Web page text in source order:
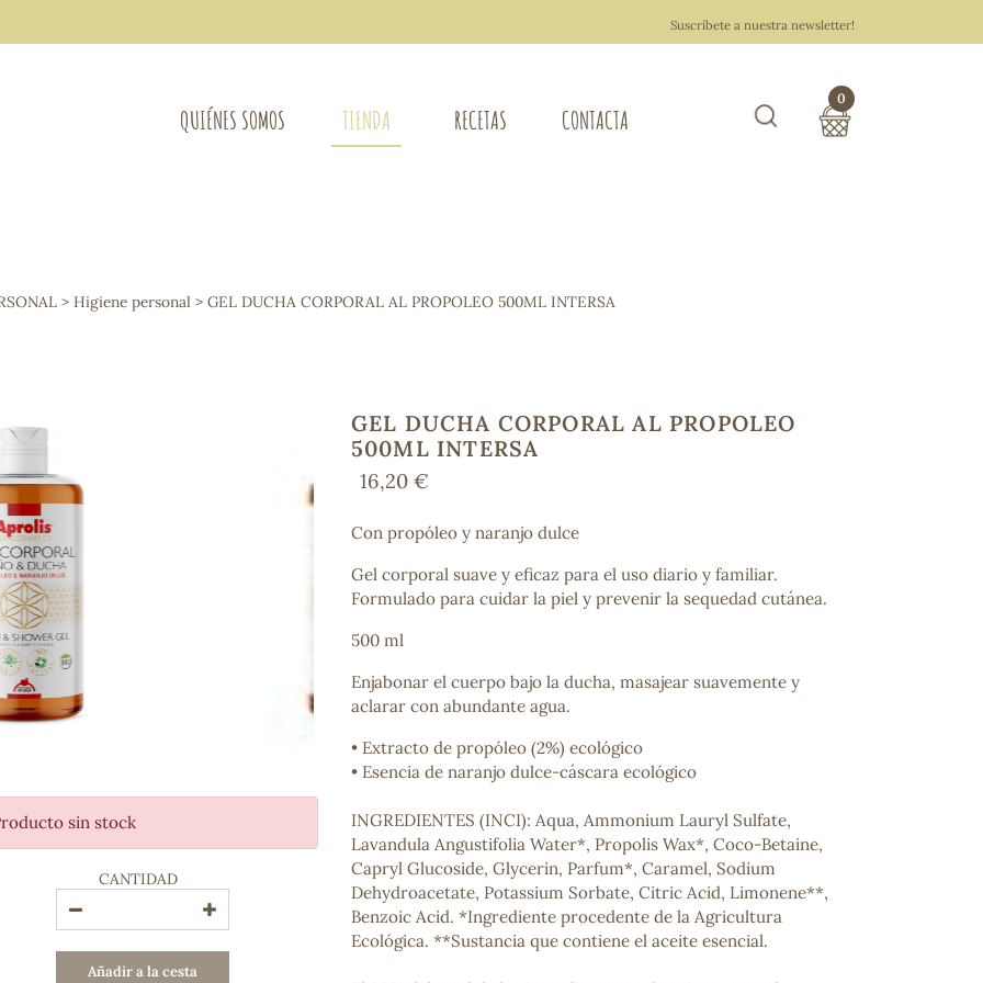
Suscríbete a nuestra newsletter!
QUIÉNES SOMOS TIENDA
Osteo-articular
Mujer
Depurativos
Bienestar emocional
Memoria
Deporte
Digestivos
Circulatorio, colesterol y glucosa
Proteína
Energía
COSMÉTICA E HIGIENE PERSONAL
Cremas, lociones y aceites corporales
Hombre
Higiene personal
Labiales
Aceites esenciales y aromaterapia
Aceites vegetales
RECETAS CONTACTA
0
> Higiene personal > GEL DUCHA CORPORAL AL PROPOLEO 500ML INTERSA
sin stock
CANTIDAD
Añadir a la cesta
GEL DUCHA CORPORAL AL PROPOLEO
500ML INTERSA
16,20 €
Con propóleo y naranjo dulce
Gel corporal suave y eficaz para el uso diario y familiar.
Formulado para cuidar la piel y prevenir la sequedad cutánea.
500 ml
Enjabonar el cuerpo bajo la ducha, masajear suavemente y
aclarar con abundante agua.
• Extracto de propóleo (2%) ecológico
• Esencia de naranjo dulce-cáscara ecológico
INGREDIENTES (INCI): Aqua, Ammonium Lauryl Sulfate,
Lavandula Angustifolia Water*, Propolis Wax*, Coco-Betaine,
Capryl Glucoside, Glycerin, Parfum*, Caramel, Sodium
Dehydroacetate, Potassium Sorbate, Citric Acid, Limonene**,
Benzoic Acid. *Ingrediente procedente de la Agricultura
Ecológica. **Sustancia que contiene el aceite esencial.